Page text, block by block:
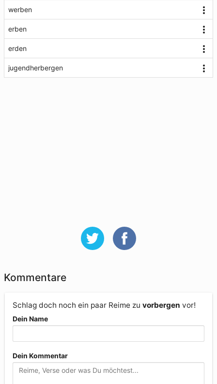
werben
erben
erden
jugendherbergen
Kommentare
Schlag doch noch ein paar Reime zu vorbergen vor!
Dein Name
Dein Kommentar